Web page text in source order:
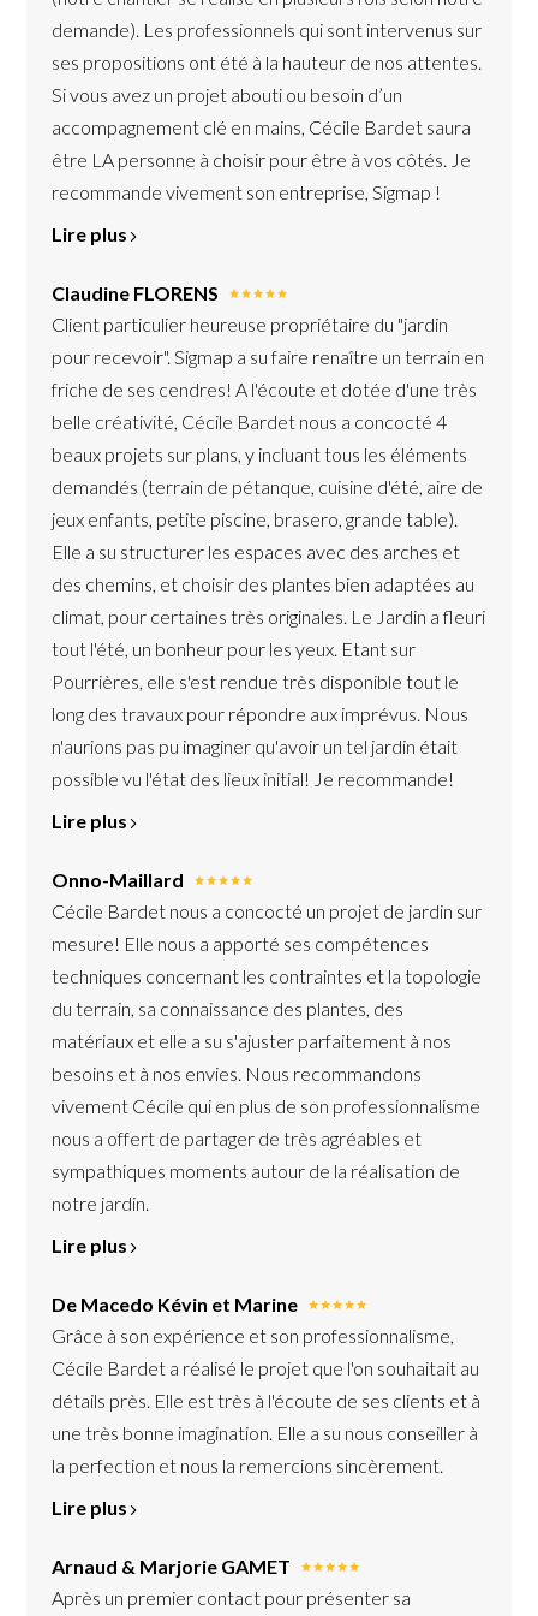
À PROPOS
NOUS CONTACTER
demande). Les professionnels qui sont intervenus sur
ses propositions ont été à la hauteur de nos attentes.
Si vous avez un projet abouti ou besoin d’un
accompagnement clé en mains, Cécile Bardet saura
être LA personne à choisir pour être à vos côtés. Je
recommande vivement son entreprise, Sigmap !
Lire plus
Claudine FLORENS
Client particulier heureuse propriétaire du "jardin
pour recevoir". Sigmap a su faire renaître un terrain en
friche de ses cendres! A l'écoute et dotée d'une très
belle créativité, Cécile Bardet nous a concocté 4
beaux projets sur plans, y incluant tous les éléments
demandés (terrain de pétanque, cuisine d'été, aire de
jeux enfants, petite piscine, brasero, grande table).
Elle a su structurer les espaces avec des arches et
des chemins, et choisir des plantes bien adaptées au
climat, pour certaines très originales. Le Jardin a fleuri
tout l'été, un bonheur pour les yeux. Etant sur
Pourrières, elle s'est rendue très disponible tout le
long des travaux pour répondre aux imprévus. Nous
n'aurions pas pu imaginer qu'avoir un tel jardin était
possible vu l'état des lieux initial! Je recommande!
Lire plus
Onno-Maillard
Cécile Bardet nous a concocté un projet de jardin sur
mesure! Elle nous a apporté ses compétences
techniques concernant les contraintes et la topologie
du terrain, sa connaissance des plantes, des
matériaux et elle a su s'ajuster parfaitement à nos
besoins et à nos envies. Nous recommandons
vivement Cécile qui en plus de son professionnalisme
nous a offert de partager de très agréables et
sympathiques moments autour de la réalisation de
notre jardin.
Lire plus
De Macedo Kévin et Marine
Grâce à son expérience et son professionnalisme,
Cécile Bardet a réalisé le projet que l'on souhaitait au
détails près. Elle est très à l'écoute de ses clients et à
une très bonne imagination. Elle a su nous conseiller à
la perfection et nous la remercions sincèrement.
Lire plus
Arnaud & Marjorie GAMET
Après un premier contact pour présenter sa